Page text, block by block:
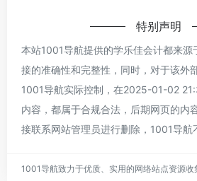
特别声明
本站1001导航提供的学乐佳会计都来源
接的准确性和完整性，同时，对于该外
1001导航实际控制，在2025-01-02
内容，都属于合规合法，后期网页的内
接联系网站管理员进行删除，1001导航
1001导航致力于优质、实用的网络站点资源收